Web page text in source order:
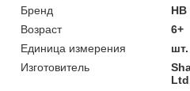
Бренд
HB
Возраст
6+
Единица измерения
шт.
Изготовитель